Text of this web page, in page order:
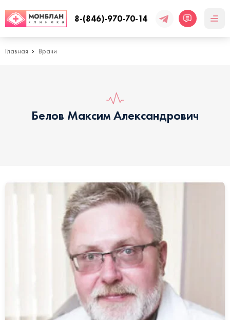
8-(846)-970-70-14
Главная Врачи
Белов Максим Александрович